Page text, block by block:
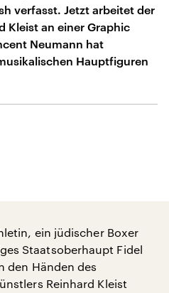
verfasst. Jetzt arbeitet der
Kleist an einer Graphic
Neumann hat
Hauptfiguren
ein jüdischer Boxer
Staatsoberhaupt Fidel
den Händen des
Reinhard Kleist